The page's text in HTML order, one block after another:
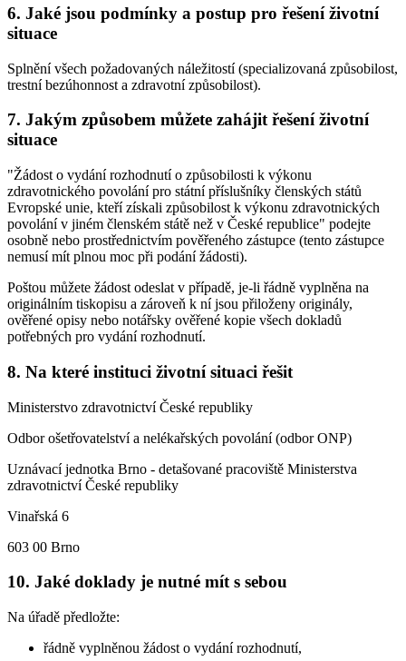
6. Jaké jsou podmínky a postup pro řešení životní
situace
Splnění všech požadovaných náležitostí (specializovaná způsobilost,
trestní bezúhonnost a zdravotní způsobilost).
7. Jakým způsobem můžete zahájit řešení životní
situace
"Žádost o vydání rozhodnutí o způsobilosti k výkonu
zdravotnického povolání pro státní příslušníky členských států
Evropské unie, kteří získali způsobilost k výkonu zdravotnických
povolání v jiném členském státě než v České republice" podejte
osobně nebo prostřednictvím pověřeného zástupce (tento zástupce
nemusí mít plnou moc při podání žádosti).
Poštou můžete žádost odeslat v případě, je-li řádně vyplněna na
originálním tiskopisu a zároveň k ní jsou přiloženy originály,
ověřené opisy nebo notářsky ověřené kopie všech dokladů
potřebných pro vydání rozhodnutí.
8. Na které instituci životní situaci řešit
Ministerstvo zdravotnictví České republiky
Odbor ošetřovatelství a nelékařských povolání (odbor ONP)
Uznávací jednotka Brno - detašované pracoviště Ministerstva
zdravotnictví České republiky
Vinařská 6
603 00 Brno
10. Jaké doklady je nutné mít s sebou
Na úřadě předložte:
řádně vyplněnou žádost o vydání rozhodnutí,